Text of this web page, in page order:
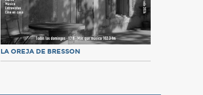
LA OREJA DE BRESSON